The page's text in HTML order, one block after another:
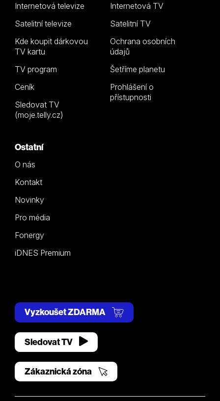
Internetová televize
Satelitní televize
Kde koupit dárkovou
TV kartu
TV program
Ceník
Sledovat TV
(moje.telly.cz)
Internetová TV
Satelitní TV
Ochrana osobních
údajů
Šetříme planetu
Prohlášení o
přístupnosti
Ostatní
O nás
Kontakt
Novinky
Pro média
Fonergy
iDNES Premium
Vyzkoušet ZDARMA
Sledovat TV
Zákaznická zóna